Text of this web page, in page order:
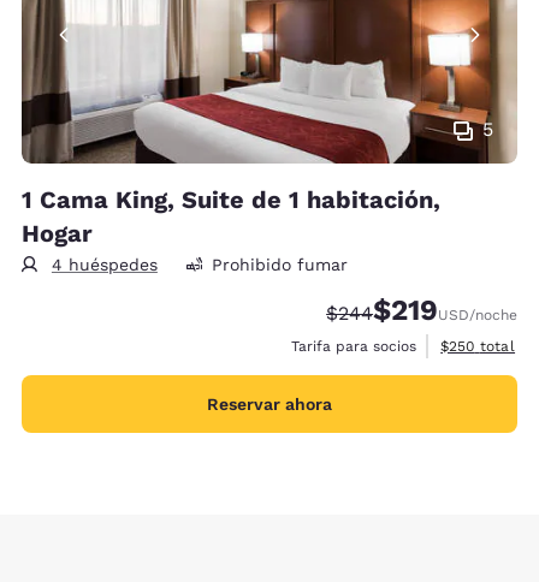
5
1 Cama King, Suite de 1 habitación,
Hogar
4 huéspedes Prohibido fumar
Precio tachado:
$244Precio con
$219USD/noche
Tarifa para socios
Ver detalles
$250 total
Reservar ahora